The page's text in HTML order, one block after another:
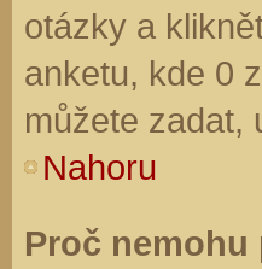
otázky a
anketu, kde 0
můžete zadat,
Nahoru
Proč